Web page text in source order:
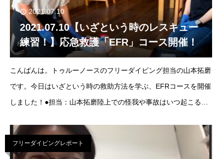
2021.07.10
2021.07.10【いざという時のレスキュー
練習！】応急救護「EFR」コース開催！
こんばんは。トゥルーノースのフリーダイビング担当の山本拓磨
です。今日はいざという時の救助方法を学ぶ、EFRコースを開催
しました！●担当：山本拓磨陸上での怪我や事故はいつ起こるか
フリーダイビングレポート